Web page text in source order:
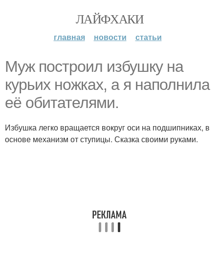
ЛАЙФХАКИ
главная новости статьи
Муж построил избушку на
курьих ножках, а я наполнила
её обитателями.
Избушка легко вращается вокруг оси на подшипниках, в
основе механизм от ступицы. Сказка своими руками.